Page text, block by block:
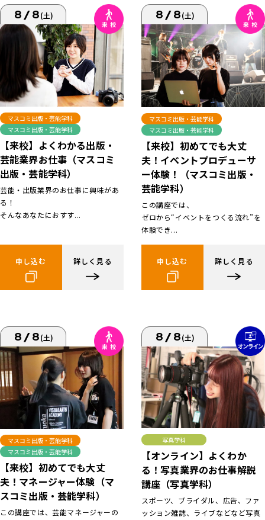
8/8(土)
マスコミ出版・芸能学科
マスコミ出版・芸能学科
【来校】よくわかる出版・
芸能業界お仕事（マスコミ
出版・芸能学科）
芸能・出版業界のお仕事に興味があ
る！
そんなあなたにおすす...
申し込む 詳しく見る
8/8(土)
マスコミ出版・芸能学科
マスコミ出版・芸能学科
【来校】初めてでも大丈
夫！イベントプロデューサ
ー体験！（マスコミ出版・
芸能学科）
この講座では、
ゼロから“イベントをつくる流れ”を
体験でき...
申し込む 詳しく見る
8/8(土)
マスコミ出版・芸能学科
マスコミ出版・芸能学科
【来校】初めてでも大丈
夫！マネージャー体験（マ
スコミ出版・芸能学科）
この講座では、芸能マネージャーの
8/8(土)
写真学科
【オンライン】よくわか
る！写真業界のお仕事解説
講座（写真学科）
スポーツ、ブライダル、広告、ファ
ッション雑誌、ライブなどなど写真